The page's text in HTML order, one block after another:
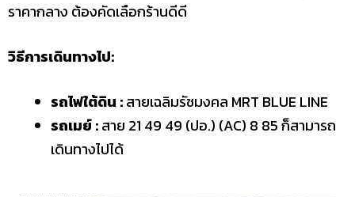
ราคากลาง ต้องคัดเลือกร้านดีดี
วิธีการเดินทางไป:
รถไฟใต้ดิน :สายเฉลิมรัชมงคล MRT BLUE LINE
รถเมย์ :สาย 21 49 49 (ปอ.) (AC) 8 85 ก็สามารถ
เดินทางไปได้